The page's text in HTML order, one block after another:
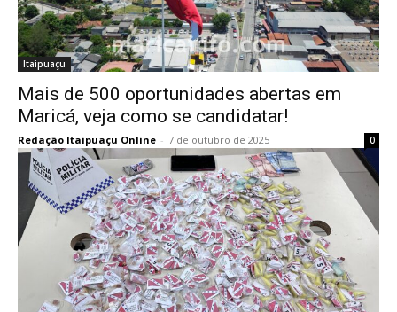
Itaipuaçu
Mais de 500 oportunidades abertas em
Maricá, veja como se candidatar!
Redação Itaipuaçu Online - 7 de outubro de 2025 0